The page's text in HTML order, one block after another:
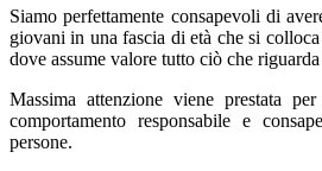
Siamo perfettamente consapevoli di
giovani in una fascia di età che si
dove assume valore tutto ciò che
Massima attenzione viene prestata
comportamento responsabile e
persone.